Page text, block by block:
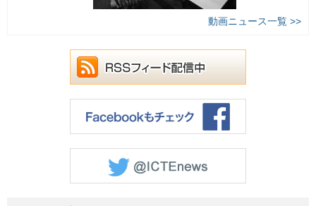
動画ニュース一覧 >>